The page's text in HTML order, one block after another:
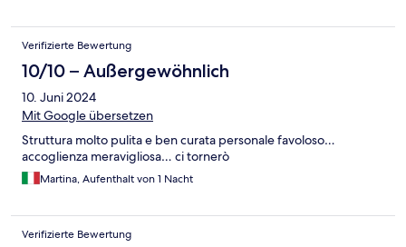
Verifizierte Bewertung
10/10 – Außergewöhnlich
10. Juni 2024
Mit Google übersetzen
Struttura molto pulita e ben curata personale favoloso…
accoglienza meravigliosa… ci tornerò
Martina, Aufenthalt von 1 Nacht
Verifizierte Bewertung